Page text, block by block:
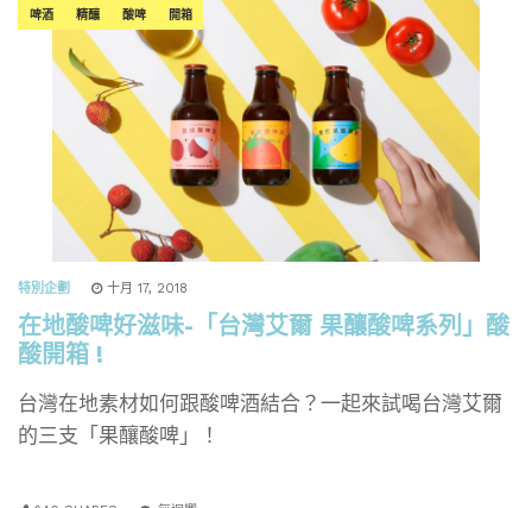
啤酒 精釀 酸啤 開箱
特別企劃 十月 17, 2018
在地酸啤好滋味-「台灣艾爾 果釀酸啤系列」酸
酸開箱 !
台灣在地素材如何跟酸啤酒結合？一起來試喝台灣艾爾
的三支「果釀酸啤」！